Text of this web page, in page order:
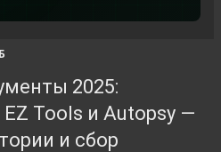
2025:
Tools и Autopsy —
и сбор